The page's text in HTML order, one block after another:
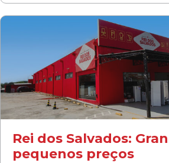
Fanny
Rua Albino Beatriz, 100 - Fanny,
Segunda a sábado: 09h00 às
Domingo: FECHADA
ÚLTIMOS DIAS DE LIQUIDAÇÃO!
(41) 3411-1754
(41) 99249-4620
Rei dos Salvados:
pequenos preços